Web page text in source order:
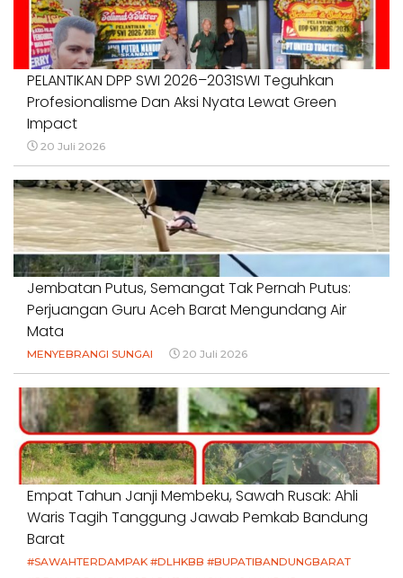
PELANTIKAN DPP SWI 2026–2031SWI Teguhkan
Profesionalisme Dan Aksi Nyata Lewat Green
Impact
20 Juli 2026
Jembatan Putus, Semangat Tak Pernah Putus:
Perjuangan Guru Aceh Barat Mengundang Air
Mata
MENYEBRANGI SUNGAI 20 Juli 2026
Empat Tahun Janji Membeku, Sawah Rusak: Ahli
Waris Tagih Tanggung Jawab Pemkab Bandung
Barat
#SAWAHTERDAMPAK #DLHKBB #BUPATIBANDUNGBARAT